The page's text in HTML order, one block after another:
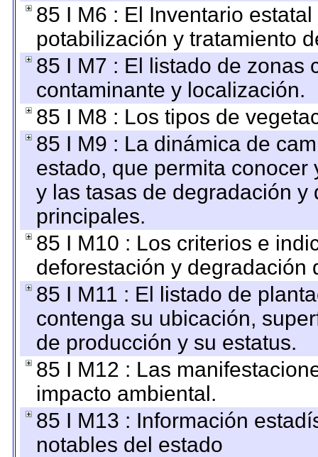
85 I M6 : El Inventario
potabilización y tratamiento
85 I M7 : El listado de zonas
contaminante y localización.
85 I M8 : Los tipos de
85 I M9 : La dinámica de
estado, que permita
y las tasas de degradación
principales.
85 I M10 : Los criterios e
deforestación y degradación
85 I M11 : El listado de
contenga su ubicación,
de producción y su estatus.
85 I M12 : Las
impacto ambiental.
85 I M13 : Información
notables del estado